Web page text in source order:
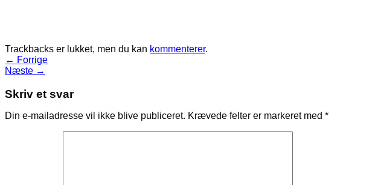
Trackbacks er lukket, men du kan kommenterer.
← Forrige
Næste →
Skriv et svar
Din e-mailadresse vil ikke blive publiceret. Krævede felter er markeret med *